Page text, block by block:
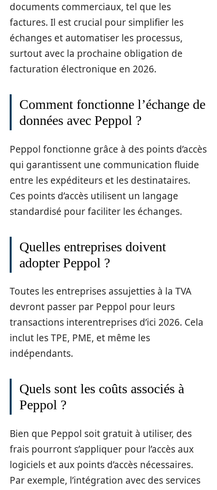
documents commerciaux, tel que les
factures. Il est crucial pour simplifier les
échanges et automatiser les processus,
surtout avec la prochaine obligation de
facturation électronique en 2026.
Comment fonctionne l’échange de
données avec Peppol ?
Peppol fonctionne grâce à des points d’accès
qui garantissent une communication fluide
entre les expéditeurs et les destinataires.
Ces points d’accès utilisent un langage
standardisé pour faciliter les échanges.
Quelles entreprises doivent
adopter Peppol ?
Toutes les entreprises assujetties à la TVA
devront passer par Peppol pour leurs
transactions interentreprises d’ici 2026. Cela
inclut les TPE, PME, et même les
indépendants.
Quels sont les coûts associés à
Peppol ?
Bien que Peppol soit gratuit à utiliser, des
frais pourront s’appliquer pour l’accès aux
logiciels et aux points d’accès nécessaires.
Par exemple, l’intégration avec des services